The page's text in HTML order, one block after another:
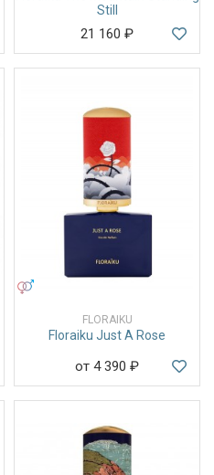
Still
21 160 ₽
FLORAIKU
Floraiku Just A Rose
от 4 390 ₽